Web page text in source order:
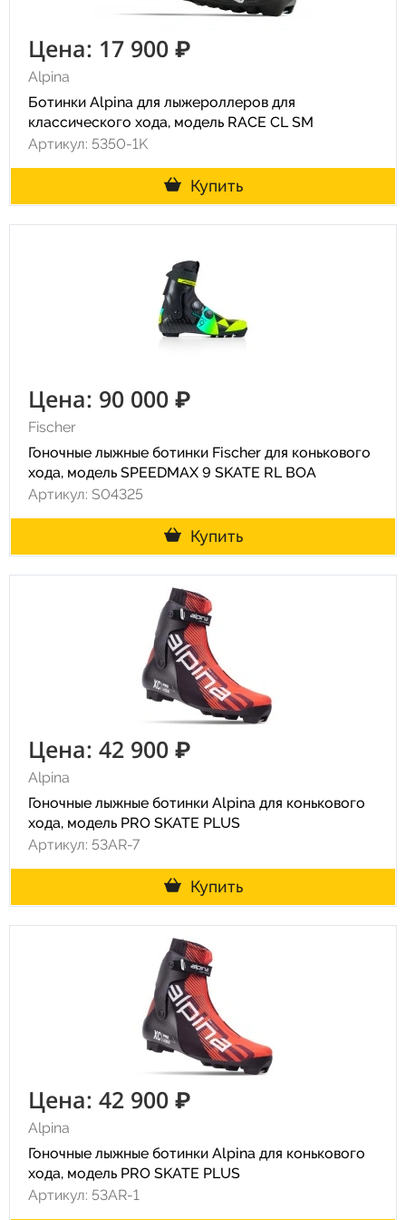
Цена: 17 900 ₽
Alpina
Ботинки Alpina для лыжероллеров для
классического хода, модель RACE CL SM
Артикул: 5350-1K
Купить
Цена: 90 000 ₽
Fischer
Гоночные лыжные ботинки Fischer для конькового
хода, модель SPEEDMAX 9 SKATE RL BOA
Артикул: S04325
Купить
Цена: 42 900 ₽
Alpina
Гоночные лыжные ботинки Alpina для конькового
хода, модель PRO SKATE PLUS
Артикул: 53AR-7
Купить
Цена: 42 900 ₽
Alpina
Гоночные лыжные ботинки Alpina для конькового
хода, модель PRO SKATE PLUS
Артикул: 53AR-1